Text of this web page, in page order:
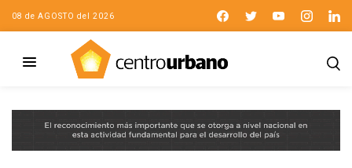
08 de AGOSTO del 2026